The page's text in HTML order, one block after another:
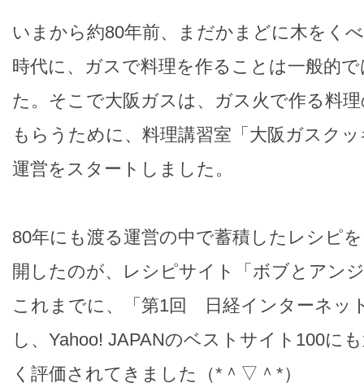
いまから約80年前、まだかまどに木をく
時代に、ガスで料理を作ることは一般的
た。そこで大阪ガスは、ガス火で作る料
もらうために、料理講習室「大阪ガスク
運営をスタートしました。
80年にも渡る運営の中で蓄積したレシピ
開したのが、レシピサイト「ボブとアン
これまでに、「第1回 日経インターネッ
し、Yahoo! JAPANのベストサイト100に
く評価されてきました（*＾▽＾*）